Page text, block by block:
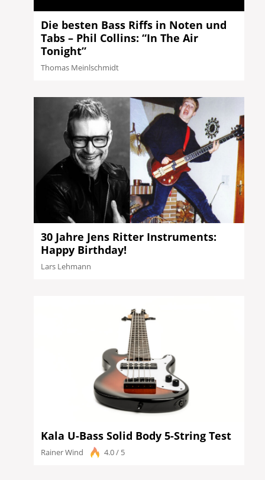
Die besten Bass Riffs in Noten und
Tabs – Phil Collins: “In The Air
Tonight”
Thomas Meinlschmidt
30 Jahre Jens Ritter Instruments:
Happy Birthday!
Lars Lehmann
Kala U-Bass Solid Body 5-String Test
Rainer Wind 4.0 / 5